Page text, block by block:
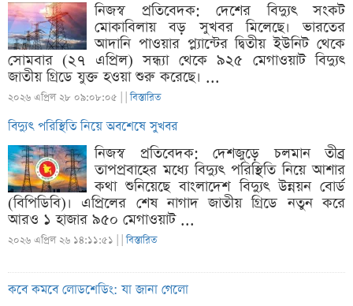
নিজস্ব প্রতিবেদক: দেশের বিদ্যুৎ সংকট
মোকাবিলায় বড় সুখবর মিলেছে। ভারতের
আদানি পাওয়ার প্ল্যান্টের দ্বিতীয় ইউনিট থেকে
সোমবার (২৭ এপ্রিল) সন্ধ্যা থেকে ৯২৫ মেগাওয়াট বিদ্যুৎ
জাতীয় গ্রিডে যুক্ত হওয়া শুরু করেছে। ...
২০২৬ এপ্রিল ২৮ ০৯:০৮:০৫ | |বিস্তারিত
বিদ্যুৎ পরিস্থিতি নিয়ে অবশেষে সুখবর
নিজস্ব প্রতিবেদক: দেশজুড়ে চলমান তীব্র
তাপপ্রবাহের মধ্যে বিদ্যুৎ পরিস্থিতি নিয়ে আশার
কথা শুনিয়েছে বাংলাদেশ বিদ্যুৎ উন্নয়ন বোর্ড
(বিপিডিবি)। এপ্রিলের শেষ নাগাদ জাতীয় গ্রিডে নতুন করে
আরও ১ হাজার ৯৫০ মেগাওয়াট ...
২০২৬ এপ্রিল ২৬ ১৪:১১:৫১ | |বিস্তারিত
কবে কমবে লোডশেডিং: যা জানা গেলো